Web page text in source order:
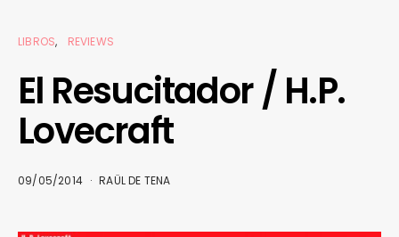
LIBROS REVIEWS
El Resucitador / H.P.
Lovecraft
09/05/2014 RAÜL DE TENA